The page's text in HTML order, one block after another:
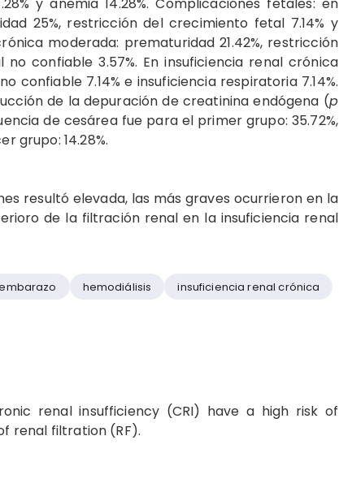
25%, restricción del crecimiento fetal 7.14% y
moderada: prematuridad 21.42%, restricción
confiable 3.57%. En insuficiencia renal crónica
confiable 7.14% e insuficiencia respiratoria 7.14%.
de la depuración de creatinina endógena (p
de cesárea fue para el primer grupo: 35.72%,
grupo: 14.28%.
resultó elevada, las más graves ocurrieron en la
de la filtración renal en la insuficiencia renal
hemodiálisis
insuficiencia renal crónica
renal insufficiency (CRI) have a high risk of
renal filtration (RF).